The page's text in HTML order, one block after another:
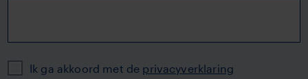
PrivacyIk ga akkoord met de privacyverklaring